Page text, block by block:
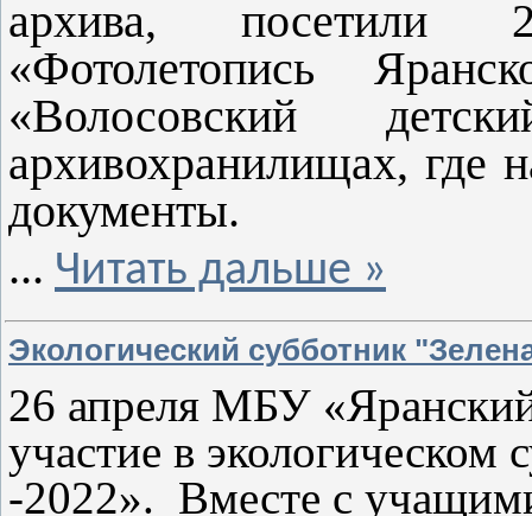
архива, посетили
«Фотолетопись
«Волосовский
архивохранилищах, где
документы.
... Читать дальше »
Экологический субботник
26 апреля МБУ
участие в экологическом
-2022». Вместе с